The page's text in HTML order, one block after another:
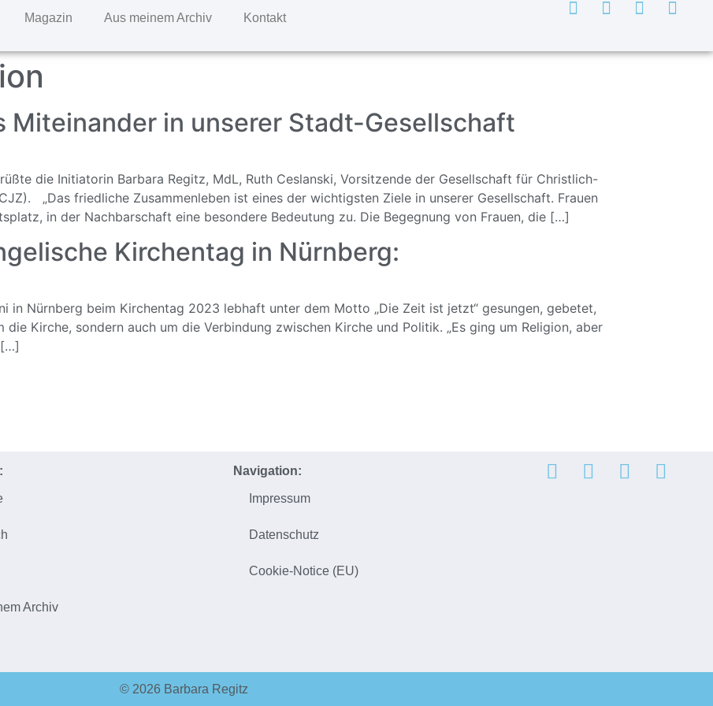
Magazin Aus meinem Archiv Kontakt
Miteinander in unserer Stadt-Gesellschaft
die Initiatorin Barbara Regitz, MdL, Ruth Ceslanski, Vorsitzende der Gesellschaft für Christlich-
„Das friedliche Zusammenleben ist eines der wichtigsten Ziele in unserer Gesellschaft. Frauen
in der Nachbarschaft eine besondere Bedeutung zu. Die Begegnung von Frauen, die […]
Kirchentag in Nürnberg:
in Nürnberg beim Kirchentag 2023 lebhaft unter dem Motto „Die Zeit ist jetzt“ gesungen, gebetet,
Kirche, sondern auch um die Verbindung zwischen Kirche und Politik. „Es ging um Religion, aber
[…]
Archiv
Navigation:
Impressum
Datenschutz
Cookie-Notice (EU)
© 2026 Barbara Regitz